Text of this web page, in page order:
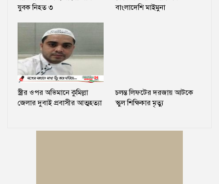
যুবক নিহত ৩
বাংলাদেশি মাইমুনা
স্ত্রীর ওপর অভিমানে কুমিল্লা
জেলার দুবাই প্রবাসীর আত্মহত্যা
চলন্ত লিফটের দরজায় আটকে
স্কুল শিক্ষিকার মৃত্যু